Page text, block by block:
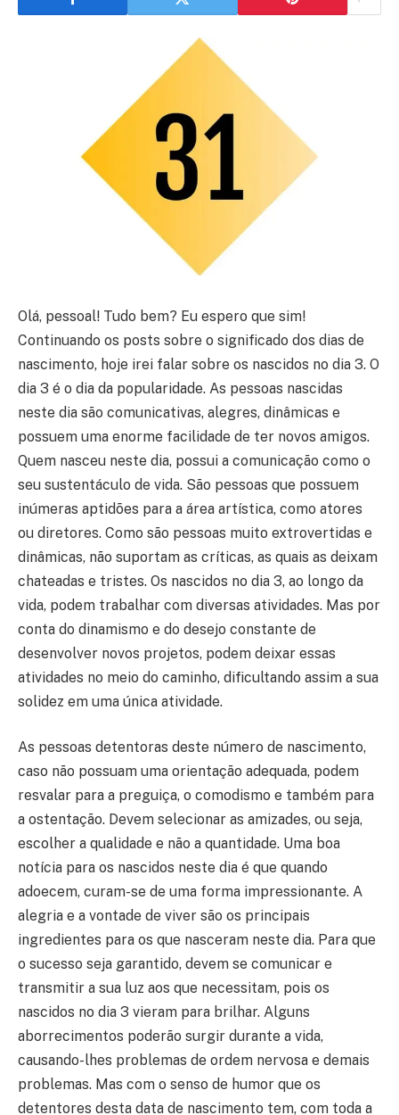
Olá, pessoal! Tudo bem? Eu espero que sim!
Continuando os posts sobre o significado dos dias de
nascimento, hoje irei falar sobre os nascidos no dia 3. O
dia 3 é o dia da popularidade. As pessoas nascidas
neste dia são comunicativas, alegres, dinâmicas e
possuem uma enorme facilidade de ter novos amigos.
Quem nasceu neste dia, possui a comunicação como o
seu sustentáculo de vida. São pessoas que possuem
inúmeras aptidões para a área artística, como atores
ou diretores. Como são pessoas muito extrovertidas e
dinâmicas, não suportam as críticas, as quais as deixam
chateadas e tristes. Os nascidos no dia 3, ao longo da
vida, podem trabalhar com diversas atividades. Mas por
conta do dinamismo e do desejo constante de
desenvolver novos projetos, podem deixar essas
atividades no meio do caminho, dificultando assim a sua
solidez em uma única atividade.
As pessoas detentoras deste número de nascimento,
caso não possuam uma orientação adequada, podem
resvalar para a preguiça, o comodismo e também para
a ostentação. Devem selecionar as amizades, ou seja,
escolher a qualidade e não a quantidade. Uma boa
notícia para os nascidos neste dia é que quando
adoecem, curam-se de uma forma impressionante. A
alegria e a vontade de viver são os principais
ingredientes para os que nasceram neste dia. Para que
o sucesso seja garantido, devem se comunicar e
transmitir a sua luz aos que necessitam, pois os
nascidos no dia 3 vieram para brilhar. Alguns
aborrecimentos poderão surgir durante a vida,
causando-lhes problemas de ordem nervosa e demais
problemas. Mas com o senso de humor que os
detentores desta data de nascimento tem, com toda a